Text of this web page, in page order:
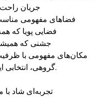
جریان
فضاهای مفهومی
فضایی پویا که
جشنی که
مکان‌های مفهومی با
گروهی، انتخابی ایده‌آل محسوب می‌شوند.
تجربه‌ای شاد با